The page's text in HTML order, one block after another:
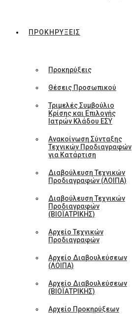
ΠΡΟΚΗΡΥΞΕΙΣ
Προκηρύξεις
Θέσεις Προσωπικού
Τριμελές Συμβούλιο
Κρίσης και Επιλογής
Ιατρών Κλάδου ΕΣΥ
Ανακοίνωση Σύνταξης
Τεχνικών Προδιαγραφών
για Κατάρτιση
Διαβούλευση Τεχνικών
Προδιαγραφών (ΛΟΙΠΑ)
Διαβούλευση Τεχνικών
Προδιαγραφών
(ΒΙΟΪΑΤΡΙΚΗΣ)
Αρχείο Τεχνικών
Προδιαγραφών
Αρχείο Διαβουλεύσεων
(ΛΟΙΠΑ)
Αρχείο Διαβουλεύσεων
(ΒΙΟΪΑΤΡΙΚΗΣ)
Αρχείο Προκηρύξεων